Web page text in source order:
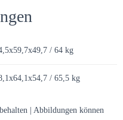
/ 64 kg
/ 65,5 kg
| Abbildungen können